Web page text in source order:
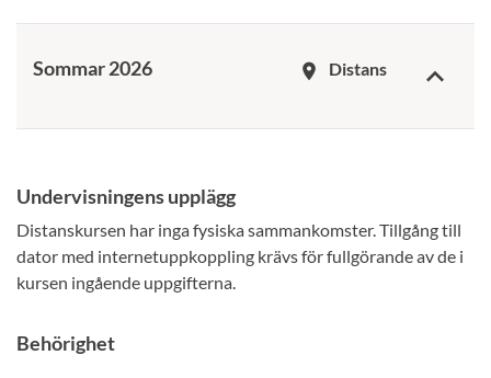
Sommar 2026 room Distans
Undervisningens upplägg
Distanskursen har inga fysiska sammankomster. Tillgång till
dator med internetuppkoppling krävs för fullgörande av de i
kursen ingående uppgifterna.
Behörighet